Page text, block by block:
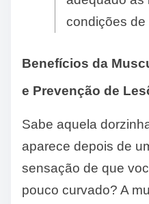
condições de
Benefícios da
e Prevenção de
Sabe aquela
aparece depois de
sensação de que
pouco curvado? A